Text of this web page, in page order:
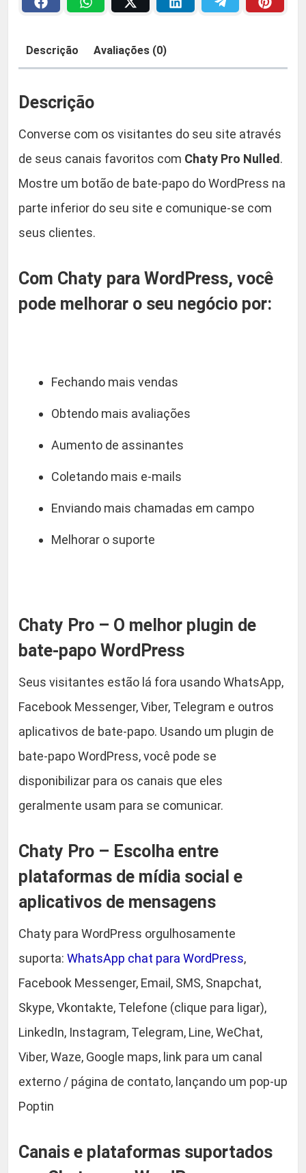
:
4
4
,
9
0
.
9
,
.
o
a
-
W
g
e
e
b
e
o
p
r
e
s
q
n
t
i
a
Descrição Avaliações (0)
Descrição
Converse com os visitantes do seu site através
de seus canais favoritos com Chaty Pro Nulled .
Mostre um botão de bate-papo do WordPress na
parte inferior do seu site e comunique-se com
seus clientes.
Com Chaty para WordPress, você
pode melhorar o seu negócio por:
Fechando mais vendas
Obtendo mais avaliações
Aumento de assinantes
Coletando mais e-mails
Enviando mais chamadas em campo
Melhorar o suporte
Chaty Pro – O melhor plugin de
bate-papo WordPress
Seus visitantes estão lá fora usando WhatsApp,
Facebook Messenger, Viber, Telegram e outros
aplicativos de bate-papo. Usando um plugin de
bate-papo WordPress, você pode se
disponibilizar para os canais que eles
geralmente usam para se comunicar.
Chaty Pro – Escolha entre
plataformas de mídia social e
aplicativos de mensagens
Chaty para WordPress orgulhosamente
suporta: WhatsApp chat para WordPress,
Facebook Messenger, Email, SMS, Snapchat,
Skype, Vkontakte, Telefone (clique para ligar),
LinkedIn, Instagram, Telegram, Line, WeChat,
Viber, Waze, Google maps, link para um canal
externo / página de contato, lançando um pop-up
Poptin
Canais e plataformas suportados